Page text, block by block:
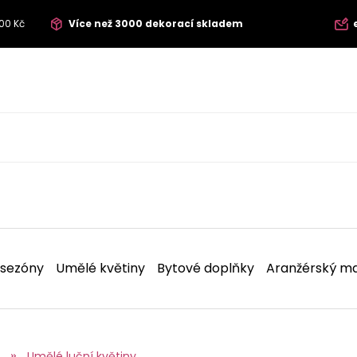
Kč Více než 3000 dekorací skladem
Umělé květiny Bytové doplňky Aranžérský